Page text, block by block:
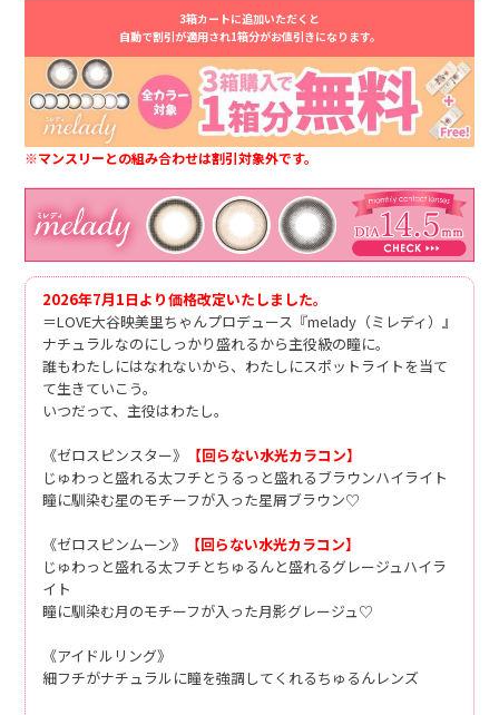
3箱カートに追加いただくと
自動で割引が適用され1箱分がお値引きになります。
※マンスリーとの組み合わせは割引対象外です。
2026年7月1日より価格改定いたしました。
＝LOVE大谷映美里ちゃんプロデュース『melady（ミレディ）』
ナチュラルなのにしっかり盛れるから主役級の瞳に。
誰もわたしにはなれないから、わたしにスポットライトを当て
て生きていこう。
いつだって、主役はわたし。
《ゼロスピンスター》
【回らない水光カラコン】
じゅわっと盛れる太フチとうるっと盛れるブラウンハイライト
瞳に馴染む星のモチーフが入った星屑ブラウン♡
《ゼロスピンムーン》
【回らない水光カラコン】
じゅわっと盛れる太フチとちゅるんと盛れるグレージュハイラ
イト
瞳に馴染む月のモチーフが入った月影グレージュ♡
《アイドルリング》
細フチがナチュラルに瞳を強調してくれるちゅるんレンズ